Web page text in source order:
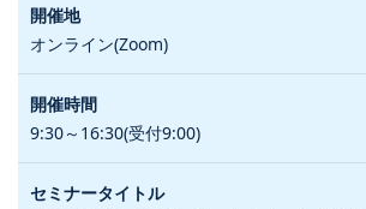
オンライン(Zoom)
9:30～16:30(受付9:00)